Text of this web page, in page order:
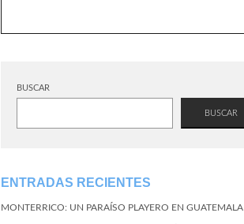
BUSCAR
BUSCAR
ENTRADAS RECIENTES
MONTERRICO: UN PARAÍSO PLAYERO EN GUATEMALA